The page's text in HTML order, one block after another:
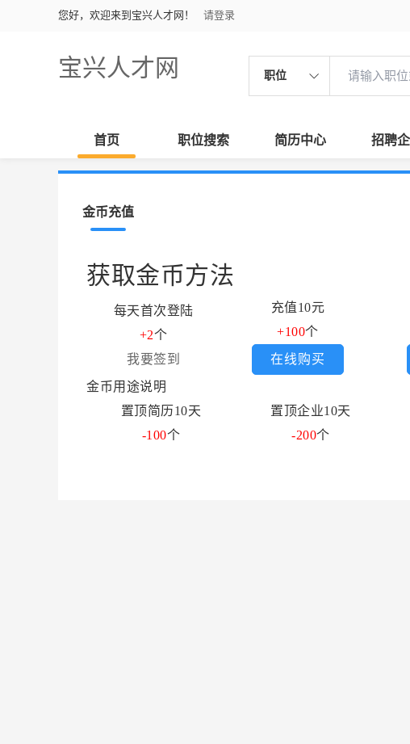
您好，欢迎来到宝兴人才网！ 请登录
宝兴人才网 职位
首页 职位搜索 简历中心 招聘
金币充值
获取金币方法
每天首次登陆
+2个
我要签到
充值10元
+100个
在线购买
金币用途说明
置顶简历10天
置顶企业10天
-100个 -200个